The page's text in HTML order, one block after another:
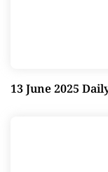
13 June 2025